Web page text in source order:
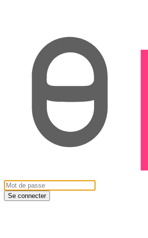
Se connecter